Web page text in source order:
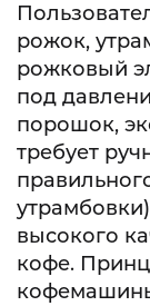
рожок,
рожковый
под
порошок,
требует
высокого
кофе.